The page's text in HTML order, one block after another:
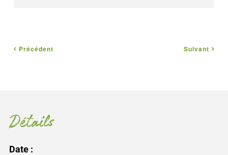
Précédent Suivant
Détails
Date :